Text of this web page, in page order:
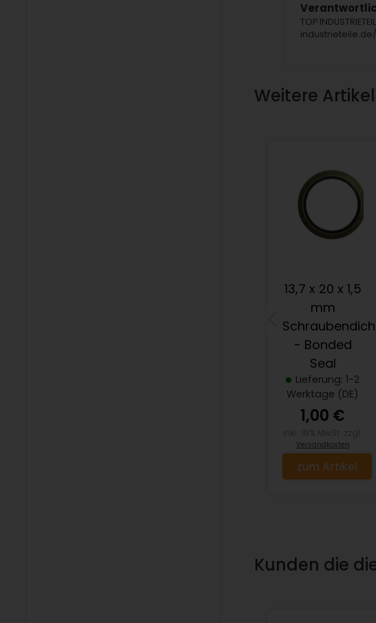
TOP
industrieteile.de/
Weitere
13,7 x 20 x 1,5
mm
- Bonded
Seal
Lieferung: 1-2
Werktage (DE)
1,00 €
Versandkosten
zum Artikel
Kunden die